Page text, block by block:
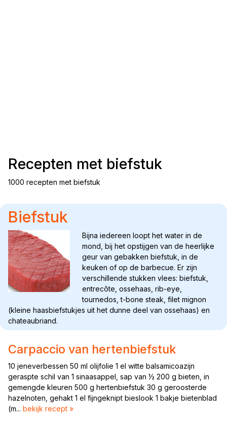
Recepten met biefstuk
1000 recepten met biefstuk
Biefstuk
Bijna iedereen loopt het water in de
mond, bij het opstijgen van de heerlijke
geur van gebakken biefstuk, in de
keuken of op de barbecue. Er zijn
verschillende stukken vlees: biefstuk,
entrecôte, ossehaas, rib-eye,
tournedos, t-bone steak, filet mignon
(kleine haasbiefstukjes uit het dunne deel van ossehaas) en
chateaubriand.
Carpaccio van hertenbiefstuk
10 jeneverbessen 50 ml olijfolie 1 el witte balsamicoazijn
geraspte schil van 1 sinaasappel, sap van ½ 200 g bieten, in
gemengde kleuren 500 g hertenbiefstuk 30 g geroosterde
hazelnoten, gehakt 1 el fijngeknipt bieslook 1 bakje bietenblad
(m... bekijk recept »